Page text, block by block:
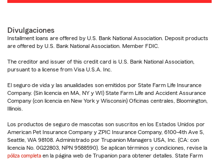
Divulgaciones
Installment loans are offered by U.S. Bank National Association. Deposit products
are offered by U.S. Bank National Association. Member FDIC.
The creditor and issuer of this credit card is U.S. Bank National Association,
pursuant to a license from Visa U.S.A. Inc.
El seguro de vida y las anualidades son emitidos por State Farm Life Insurance
Company. (Sin licencia en MA, NY y WI) State Farm Life and Accident Assurance
Company (con licencia en New York y Wisconsin) Oficinas centrales, Bloomington,
Illinois.
Los productos de seguro de mascotas son suscritos en los Estados Unidos por
American Pet Insurance Company y ZPIC Insurance Company, 6100-4th Ave S,
Seattle, WA 98108. Administrado por Trupanion Managers USA, Inc. (CA: con
licencia No. 0G22803, NPN 9588590). Se aplican términos y condiciones, revise la
póliza completa en la página web de Trupanion para obtener detalles. State Farm